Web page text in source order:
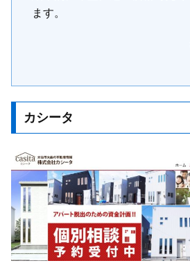
ます。
カシータ